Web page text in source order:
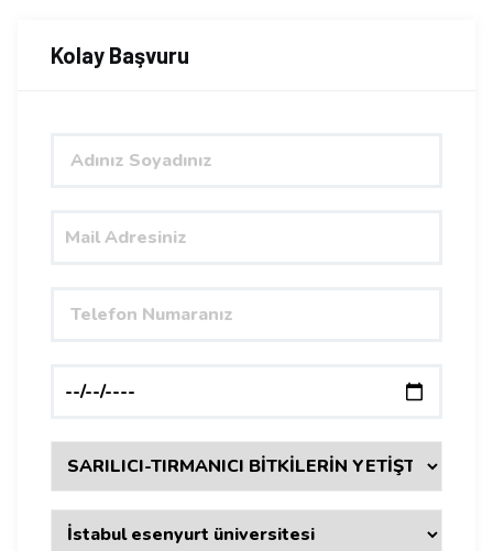
Kolay Başvuru